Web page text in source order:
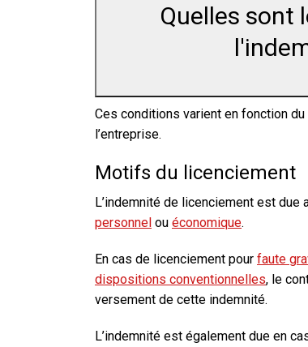
Quelles sont
Ces conditions varient en fonction du
l’entreprise.
Motifs du licenciement
L’indemnité de licenciement est due
personnel ou économique.
En cas de licenciement pour faute
dispositions conventionnelles, le
versement de cette indemnité.
L’indemnité est également due en